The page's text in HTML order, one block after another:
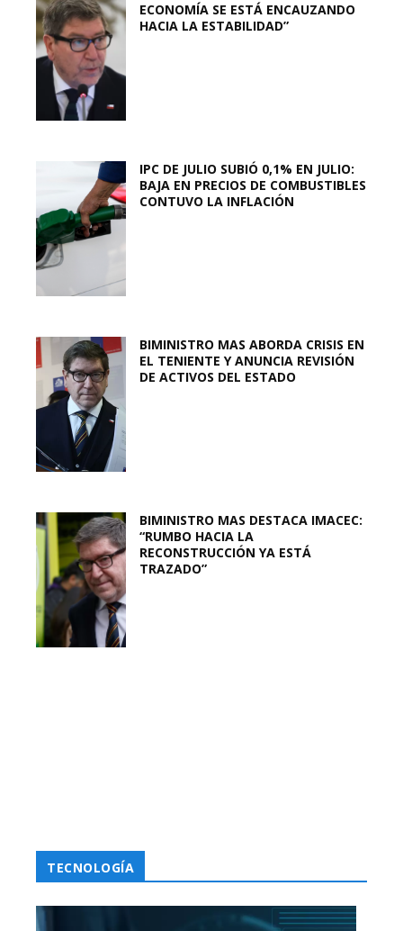
ECONOMÍA SE ESTÁ ENCAUZANDO
HACIA LA ESTABILIDAD”
IPC DE JULIO SUBIÓ 0,1% EN JULIO:
BAJA EN PRECIOS DE COMBUSTIBLES
CONTUVO LA INFLACIÓN
BIMINISTRO MAS ABORDA CRISIS EN
EL TENIENTE Y ANUNCIA REVISIÓN
DE ACTIVOS DEL ESTADO
BIMINISTRO MAS DESTACA IMACEC:
“RUMBO HACIA LA
RECONSTRUCCIÓN YA ESTÁ
TRAZADO”
TECNOLOGÍA